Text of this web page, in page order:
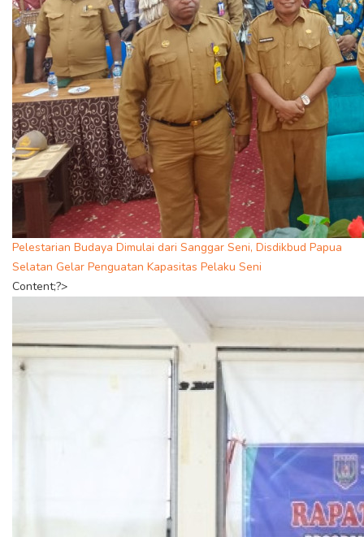
Pelestarian Budaya Dimulai dari Sanggar Seni, Disdikbud Papua
Selatan Gelar Penguatan Kapasitas Pelaku Seni
Content;?>